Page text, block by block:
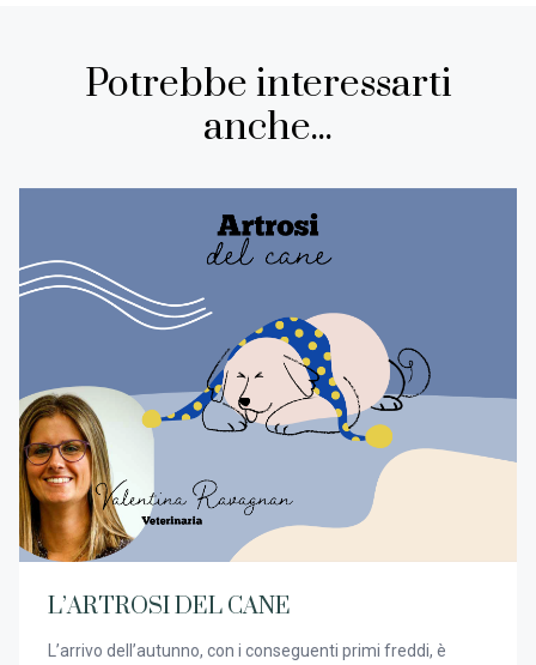
Potrebbe interessarti
anche...
L’ARTROSI DEL CANE
L’arrivo dell’autunno, con i conseguenti primi freddi, è